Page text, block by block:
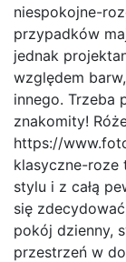
niespokojne-
przypadków
jednak
względem
innego. Trzeba
znakomity!
https://
klasyczne-roze
stylu i z całą
się
pokój dzienny,
przestrzeń w